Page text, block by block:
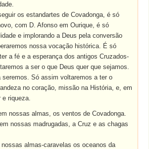
os estandartes de Covadonga, é só
com D. Afonso em Ourique, é só
e implorando a Deus pela conversão
nossa vocação histórica. É só
a fé e a esperança dos antigos Cruzados-
a ser o que Deus quer que sejamos.
seremos. Só assim voltaremos a ter o
no coração, missão na História, e, em
e riqueza.
nossas almas, os ventos de Covadonga.
nossas madrugadas, a Cruz e as chagas
almas-caravelas os oceanos da